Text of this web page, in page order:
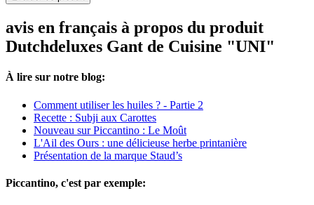
avis en français à propos du produit
Dutchdeluxes Gant de Cuisine "UNI"
À lire sur notre blog:
Comment utiliser les huiles ? - Partie 2
Recette : Subji aux Carottes
Nouveau sur Piccantino : Le Moût
L'Ail des Ours : une délicieuse herbe printanière
Présentation de la marque Staud’s
Piccantino, c'est par exemple: